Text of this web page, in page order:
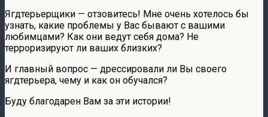
Ягдтерьерщики — отзовитесь! Мне очень хотелось бы
узнать, какие проблемы у Вас бывают с вашими
любимцами? Как они ведут себя дома? Не
терроризируют ли ваших близких?
И главный вопрос — дрессировали ли Вы своего
ягдтерьера, чему и как он обучался?
Буду благодарен Вам за эти истории!